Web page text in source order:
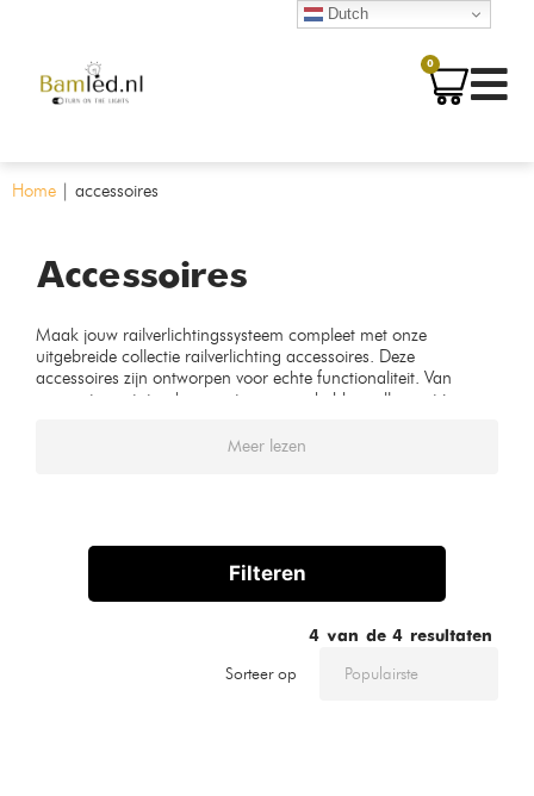
0
Home | accessoires
Accessoires
Maak jouw railverlichtingssysteem compleet met onze
uitgebreide collectie railverlichting accessoires. Deze
accessoires zijn ontworpen voor echte functionaliteit. Van
connectoren tot ophangsystemen, we hebben alles wat je
Meer lezen
Filteren
4 van de 4 resultaten
Sorteer op
Dutch